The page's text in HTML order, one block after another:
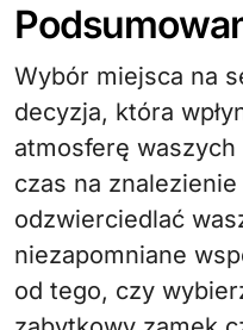
Wybór miejsca na
decyzja, która
atmosferę
czas na
odzwierciedlać
niezapomniane
od tego, czy